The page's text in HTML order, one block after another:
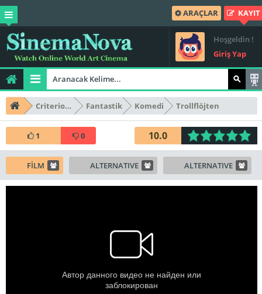
ARAÇLAR KAYIT
Hoşgeldin !
Giriş Yap
Criterion Collection Fantastik Komedi Trollflöjten
1 0 10.0
FİLM ALTERNATIVE ALTERNATIVE